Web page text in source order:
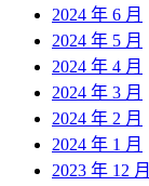
2024 年 6 月
2024 年 5 月
2024 年 4 月
2024 年 3 月
2024 年 2 月
2024 年 1 月
2023 年 12 月